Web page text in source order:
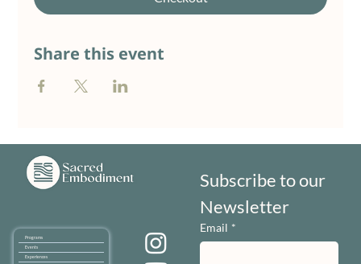
Share this event
Programs
Events
Experiences
Subscribe to our
Newsletter
Email *